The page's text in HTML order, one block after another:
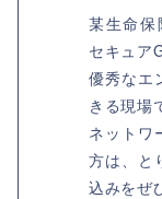
某生命保
セキュア
優秀なエ
きる現場
ネットワ
方は、と
込みをぜ